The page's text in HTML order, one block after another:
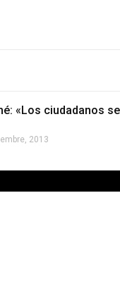
«Los ciudadanos
2013